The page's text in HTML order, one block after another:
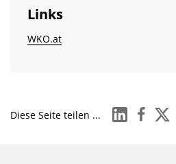
Links
WKO.at
Diese Seite teilen ... linkedinfacebook
x